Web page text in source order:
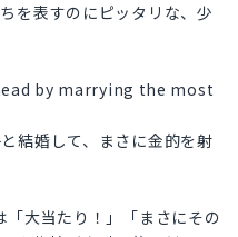
を表すのにピッタリな、少
by marrying the most
結婚して、まさに金的を射
大当たり！」「まさにその